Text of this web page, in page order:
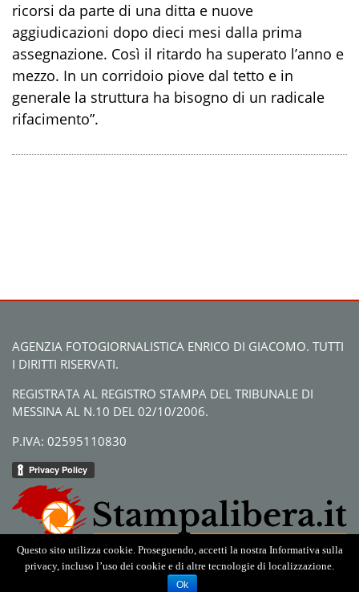
ricorsi da parte di una ditta e nuove
aggiudicazioni dopo dieci mesi dalla prima
assegnazione. Così il ritardo ha superato l’anno e
mezzo. In un corridoio piove dal tetto e in
generale la struttura ha bisogno di un radicale
rifacimento”.
AGENZIA FOTOGIORNALISTICA ENRICO DI GIACOMO. TUTTI
I DIRITTI RISERVATI.
REGISTRATA AL REGISTRO STAMPA DEL TRIBUNALE DI
MESSINA AL N.10 DEL 02/10/2006.
P.IVA: 02595110830
Questo sito utilizza cookie. Proseguendo, accetti la nostra Informativa sulla
privacy, incluso l’uso dei cookie e di altre tecnologie di localizzazione.
Ok